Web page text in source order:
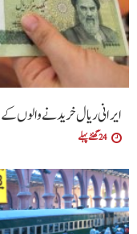
ایرانی ریال خریدنے والوں
24 گھنٹے پہلے